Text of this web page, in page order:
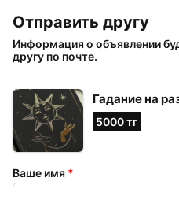
Отправить другу
Информация о объявлении
другу по почте.
Гадание на
5000 тг
Ваше имя *